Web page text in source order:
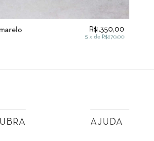
R$1.350,00
5 x de R$270,00
AJUDA